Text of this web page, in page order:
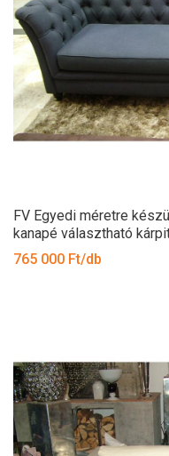
FV Egyedi méretre
kanapé választható
765 000 Ft/db